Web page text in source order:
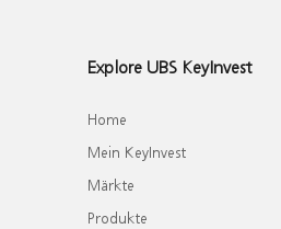
Explore UBS KeyInvest
Home
Mein KeyInvest
Märkte
Produkte